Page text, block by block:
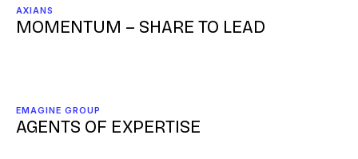
AXIANS
MOMENTUM – SHARE TO LEAD
EMAGINE GROUP
AGENTS OF EXPERTISE